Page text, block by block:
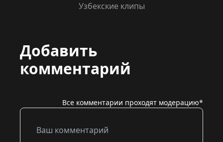
Узбекские клипы
Добавить
комментарий
Все комментарии проходят модерацию*